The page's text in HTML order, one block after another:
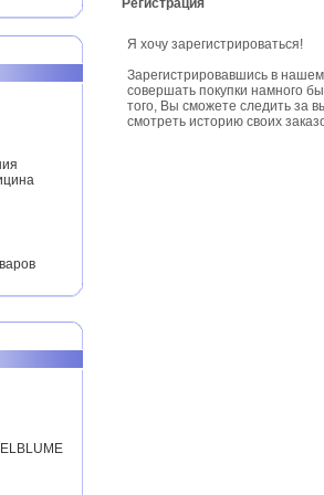
Регистрация
Я хочу зарегистрироваться!
Зарегистрировавшись в
совершать покупки намного
того, Вы сможете следить за
смотреть историю своих